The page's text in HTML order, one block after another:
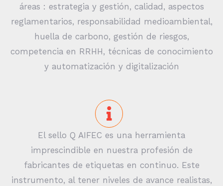
áreas : estrategia y gestión, calidad, aspectos
reglamentarios, responsabilidad medioambiental,
huella de carbono, gestión de riesgos,
competencia en RRHH, técnicas de conocimiento
y automatización y digitalización
El sello Q AIFEC es una herramienta
imprescindible en nuestra profesión de
fabricantes de etiquetas en continuo. Este
instrumento, al tener niveles de avance realistas,